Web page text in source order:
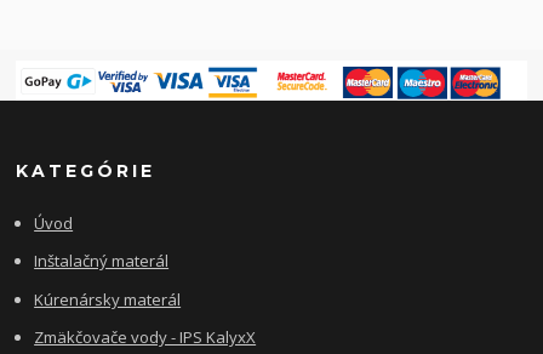
KATEGÓRIE
Úvod
Inštalačný materál
Kúrenársky materál
Zmäkčovače vody - IPS KalyxX